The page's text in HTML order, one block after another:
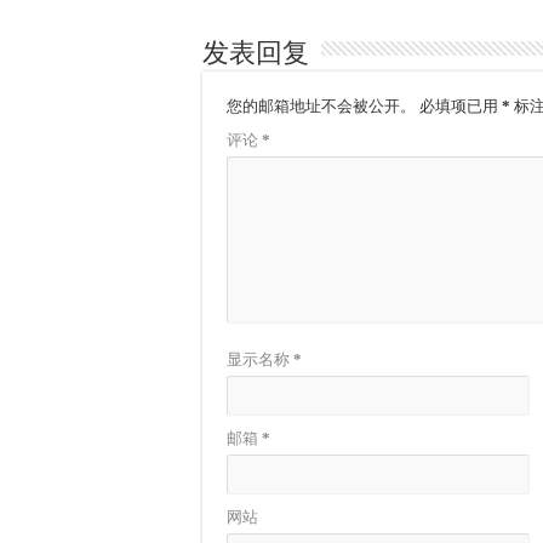
发表回复
您的邮箱地址不会被公开。 必填项已用 * 标注
评论 *
显示名称 *
邮箱 *
网站